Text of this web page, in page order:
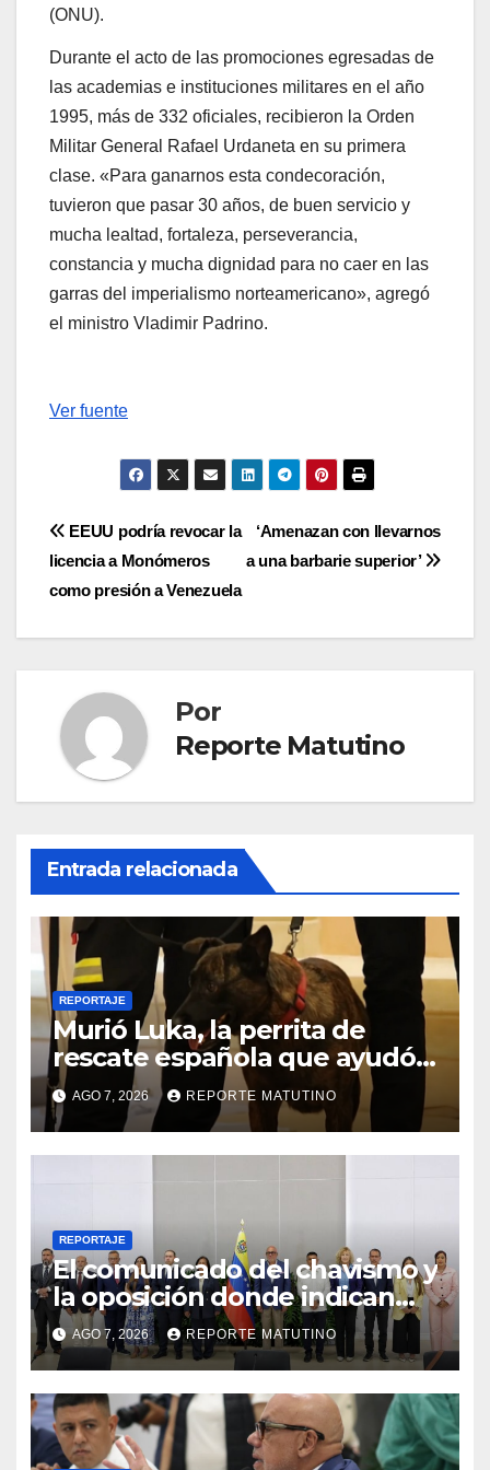
(ONU).
Durante el acto de las promociones egresadas de
las academias e instituciones militares en el año
1995, más de 332 oficiales, recibieron la Orden
Militar General Rafael Urdaneta en su primera
clase. «Para ganarnos esta condecoración,
tuvieron que pasar 30 años, de buen servicio y
mucha lealtad, fortaleza, perseverancia,
constancia y mucha dignidad para no caer en las
garras del imperialismo norteamericano», agregó
el ministro Vladimir Padrino.
Ver fuente
Navegación
de
entradas
‘Amenazan con llevarnos
a una barbarie superior’
EEUU podría revocar la
licencia a Monómeros
como presión a Venezuela
Por
Reporte Matutino
Entrada relacionada
REPORTAJE
Murió Luka, la perrita de
rescate española que ayudó a
buscar sobrevivientes bajo los
escombros tras los
terremotos
AGO 7, 2026 REPORTE MATUTINO
REPORTAJE
El comunicado del chavismo y
la oposición donde indican
que informarán al país
oportunamente sobre los
avances alcanzado
AGO 7, 2026 REPORTE MATUTINO